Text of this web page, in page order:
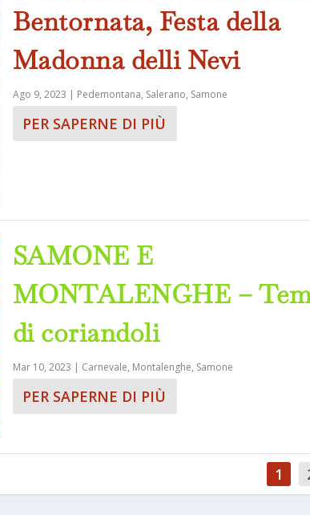
Bentornata, Festa della
Madonna delli Nevi
Ago 9, 2023 | Pedemontana, Salerano, Samone
PER SAPERNE DI PIÙ
SAMONE E
MONTALENGHE –
di coriandoli
Mar 10, 2023 | Carnevale, Montalenghe, Samone
PER SAPERNE DI PIÙ
1